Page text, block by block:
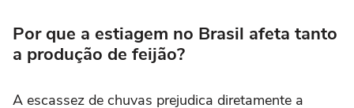
Por que a estiagem no Brasil afeta tanto
a produção de feijão?
A escassez de chuvas prejudica diretamente a